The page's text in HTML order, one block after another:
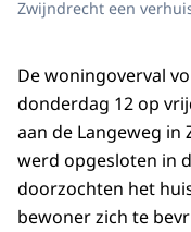
Zwijndrecht een
De woningoverval
donderdag 12 op
aan de Langeweg in
werd opgesloten in
doorzochten het
bewoner zich te